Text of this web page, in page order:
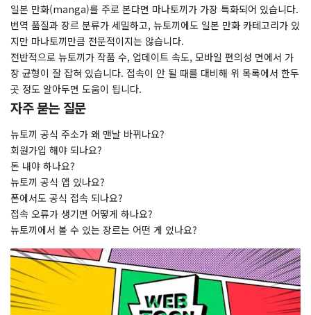
일본 만화(manga)를 주로 본다면 마나토끼가 가장 특화되어 있습니다.
번역 품질과 장르 분류가 세밀하고, 뉴토끼에도 일본 만화 카테고리가 있
지만 마나토끼만큼 전문적이지는 않습니다.
전반적으로 뉴토끼가 작품 수, 업데이트 속도, 모바일 편의성 면에서 가
장 균형이 잘 잡혀 있습니다. 접속이 안 될 때를 대비해 위 목록에서 한두
곳 정도 알아두면 도움이 됩니다.
자주 묻는 질문
뉴토끼 공식 주소가 왜 맨날 바뀌나요?
회원가입 해야 되나요?
돈 내야 하나요?
뉴토끼 공식 앱 있나요?
폰에서도 공식 접속 되나요?
접속 오류가 생기면 어떻게 하나요?
뉴토끼에서 볼 수 있는 장르는 어떤 게 있나요?